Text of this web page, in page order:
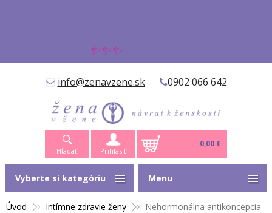
✨✨✨
info@zenavzene.sk 0902 066 642
Hľadať Prihlásiť
0,00 €
Úvod Intímne zdravie ženy Nehormonálna antikoncepcia
Vyberte si kategóriu Menu